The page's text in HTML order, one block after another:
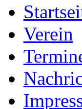
Verein